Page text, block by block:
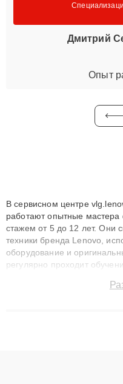
Дмитрий
Опыт
В сервисном центре
работают опытные
стажем от 5 до 12 лет. Они
техники бренда Lenovo,
оборудование и
регулярно проходит
технику с сохранением